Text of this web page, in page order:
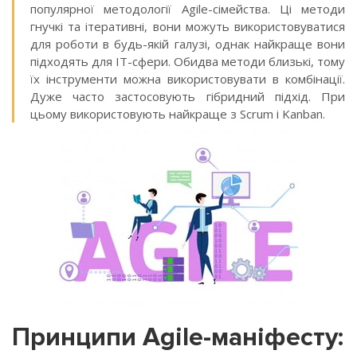
популярної методології Agile-сімейства. Ці методи
гнучкі та ітеративні, вони можуть використовуватися
для роботи в будь-якій галузі, однак найкраще вони
підходять для IT-сфери. Обидва методи близькі, тому
їх інструменти можна використовувати в комбінації.
Дуже часто застосовують гібридний підхід. При
цьому використовують найкраще з Scrum і Kanban.
Принципи Agile-маніфесту: